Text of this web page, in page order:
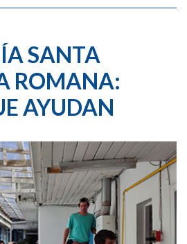
SANTA
ROMANA:
AYUDAN